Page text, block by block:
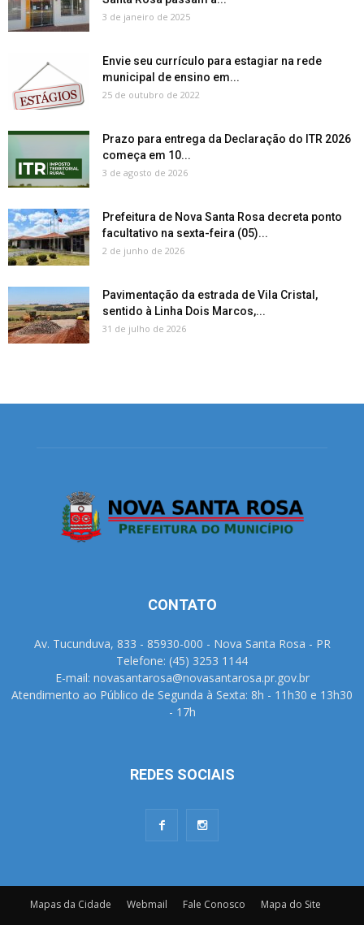
3 de janeiro de 2025
Envie seu currículo para estagiar na rede
municipal de ensino em...
25 de outubro de 2022
Prazo para entrega da Declaração do ITR 2026
começa em 10...
3 de agosto de 2026
Prefeitura de Nova Santa Rosa decreta ponto
facultativo na sexta-feira (05)...
2 de junho de 2026
Pavimentação da estrada de Vila Cristal,
sentido à Linha Dois Marcos,...
31 de julho de 2026
CONTATO
Av. Tucunduva, 833 - 85930-000 - Nova Santa Rosa - PR
Telefone: (45) 3253 1144
E-mail: novasantarosa@novasantarosa.pr.gov.br
Atendimento ao Público de Segunda à Sexta: 8h - 11h30 e 13h30
- 17h
REDES SOCIAIS
Mapas da Cidade Webmail Fale Conosco Mapa do Site